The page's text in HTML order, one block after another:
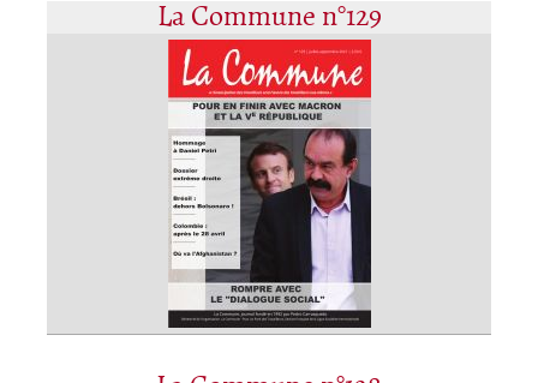
La Commune n°129